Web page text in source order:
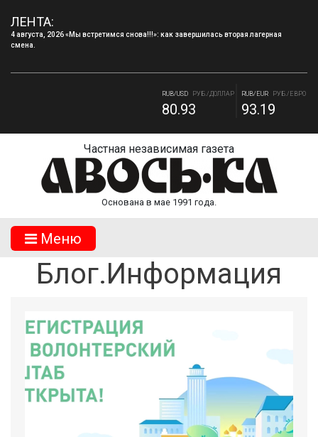
ЛЕНТА:
2026–2027 учебный год.
4 августа, 2026 «Мы встретимся снова!!!»: как завершилась вторая лагерная
смена.
RUB/USD РУБ./ДОЛЛАР
80.93
RUB/EUR РУБ./ЕВРО
93.19
Частная независимая газета
Основана в мае 1991 года.
Mеню
Блог.Информация